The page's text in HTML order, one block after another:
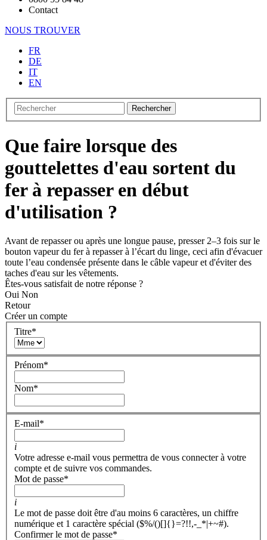
Contact
NOUS TROUVER
FR
DE
IT
EN
Rechercher
Que faire lorsque des
gouttelettes d'eau sortent du
fer à repasser en début
d'utilisation ?
Avant de repasser ou après une longue pause, presser 2–3 fois sur le
bouton vapeur du fer à repasser à l’écart du linge, ceci afin d'évacuer
toute l’eau condensée présente dans le câble vapeur et d'éviter des
taches d'eau sur les vêtements.
Êtes-vous satisfait de notre réponse ?
Oui Non
Retour
Créer un compte
Titre*
Prénom*
Nom*
E-mail*
i
Votre adresse e-mail vous permettra de vous connecter à votre
compte et de suivre vos commandes.
Mot de passe*
i
Le mot de passe doit être d'au moins 6 caractères, un chiffre
numérique et 1 caractère spécial ($%/()[]{}=?!!,-_*|+~#).
Confirmer le mot de passe*